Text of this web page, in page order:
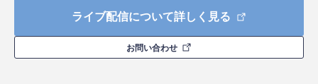
ライブ配信について詳しく見る
お問い合わせ